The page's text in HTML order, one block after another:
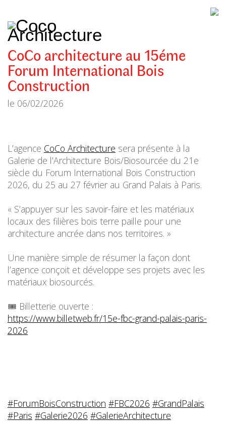
Architecture
architecture,
urbanisme,
etc.
CoCo architecture au 15éme
Forum International Bois
Construction
le 06/02/2026
L’agence CoCo Architecture sera présente à la
Galerie de l’Architecture Bois/Biosourcée du 21e
siècle du Forum International Bois Construction
2026, du 25 au 27 février au Grand Palais à Paris.
« S’appuyer sur les savoir-faire et les matériaux
locaux des filières bois terre paille pour une
architecture ancrée dans nos territoires. »
Une manière simple de résumer la façon dont
l’agence conçoit et développe ses projets avec les
matériaux biosourcés.
🎟️ Billetterie ouverte :
https://www.billetweb.fr/15e-fbc-grand-palais-paris-
2026
#ForumBoisConstruction #FBC2026 #GrandPalais
#Paris #Galerie2026 #GalerieArchitecture